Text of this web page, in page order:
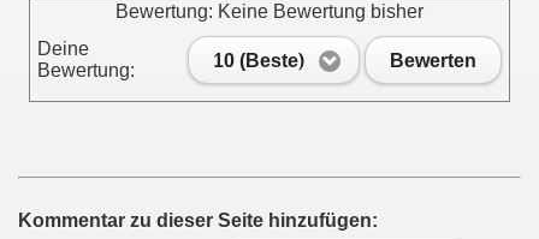
Bewertung: Keine Bewertung bisher
Deine
Bewertung:
10 (Beste) Bewerten
Kommentar zu dieser Seite hinzufügen: